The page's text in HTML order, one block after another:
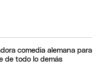
comedia alemana para
de todo lo demás